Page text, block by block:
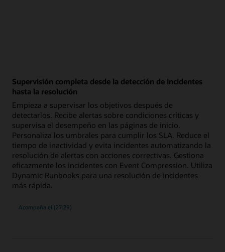
Supervisión completa desde la detección de incidentes
hasta la resolución
Empieza a supervisar los objetivos después de
detectarlos. Recibe alertas sobre condiciones críticas y
supervisa el desempeño en las páginas de inicio.
Personaliza los umbrales para cumplir los SLA. Reduce el
tiempo de inactividad y evita incidentes automatizando la
resolución de alertas con acciones correctivas. Gestiona
eficazmente los incidentes con Event Compression. Utiliza
Dynamic Runbooks para una resolución de incidentes
más rápida.
Acompaña el
web
(27:29)